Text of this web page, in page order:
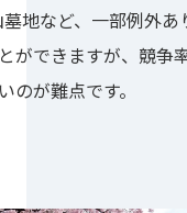
地など、一部例外あ
ができますが、競争
のが難点です。